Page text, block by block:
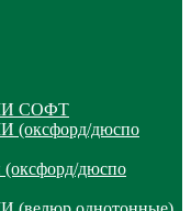
СОФТ
(оксфорд/дюспо
дюспо